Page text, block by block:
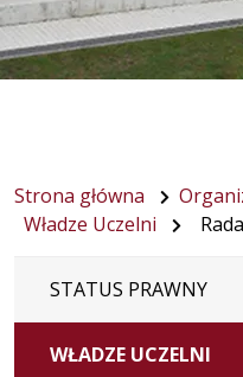
Strona główna
Władze Uczelni
STATUS PRAWNY
WŁADZE UCZELNI